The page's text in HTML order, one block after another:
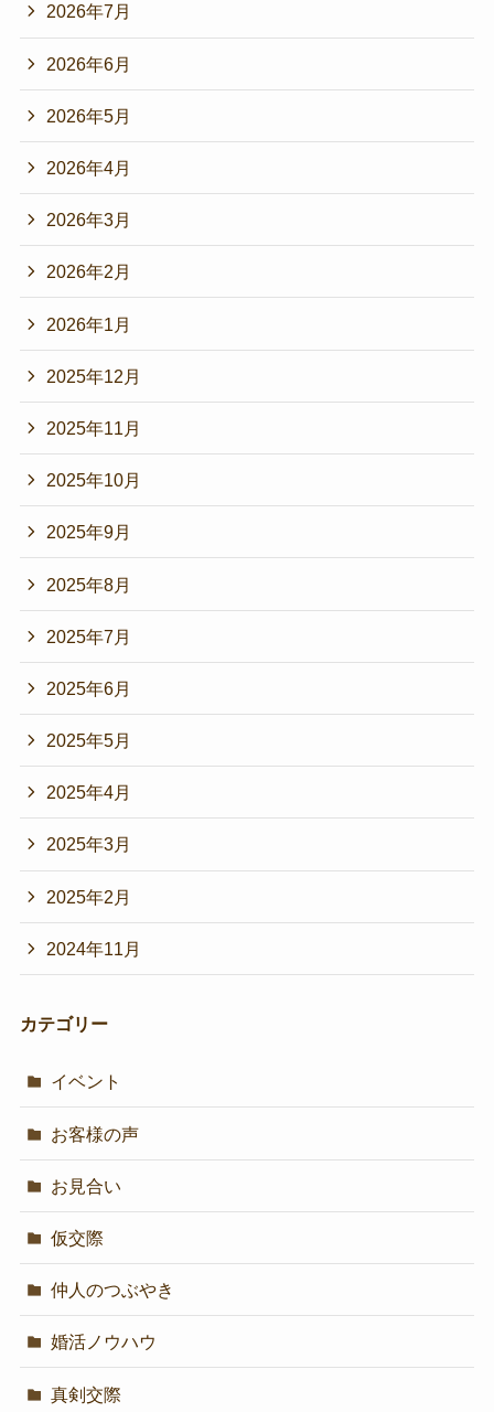
2026年7月
2026年6月
2026年5月
2026年4月
2026年3月
2026年2月
2026年1月
2025年12月
2025年11月
2025年10月
2025年9月
2025年8月
2025年7月
2025年6月
2025年5月
2025年4月
2025年3月
2025年2月
2024年11月
カテゴリー
イベント
お客様の声
お見合い
仮交際
仲人のつぶやき
婚活ノウハウ
真剣交際